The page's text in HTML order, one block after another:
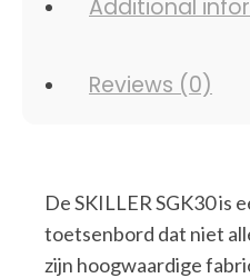
Additional
Reviews (0)
De SKILLER SGK30 is
toetsenbord dat niet
zijn hoogwaardige